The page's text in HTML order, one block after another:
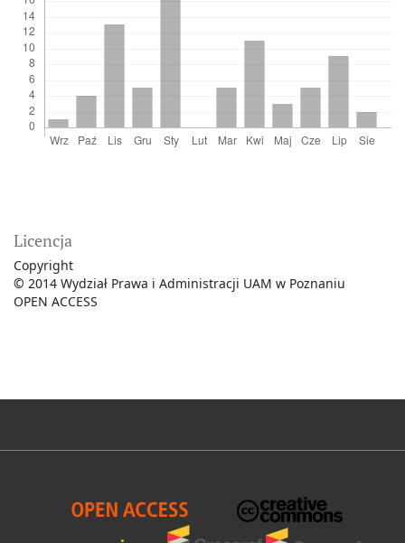
Licencja
Copyright
© 2014 Wydział Prawa i Administracji UAM w Poznaniu
OPEN ACCESS